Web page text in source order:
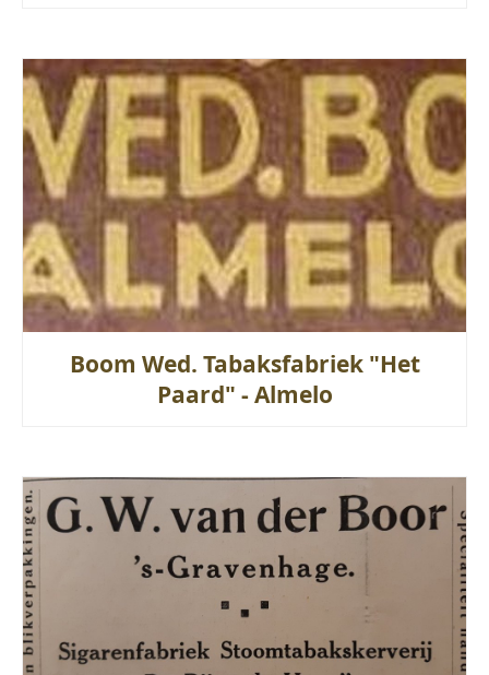
Boom Wed. Tabaksfabriek "Het
Paard" - Almelo